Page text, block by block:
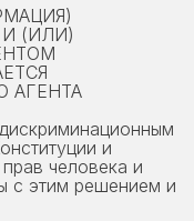
(ИЛИ)
АГЕНТА
и
человека и
с этим решением и